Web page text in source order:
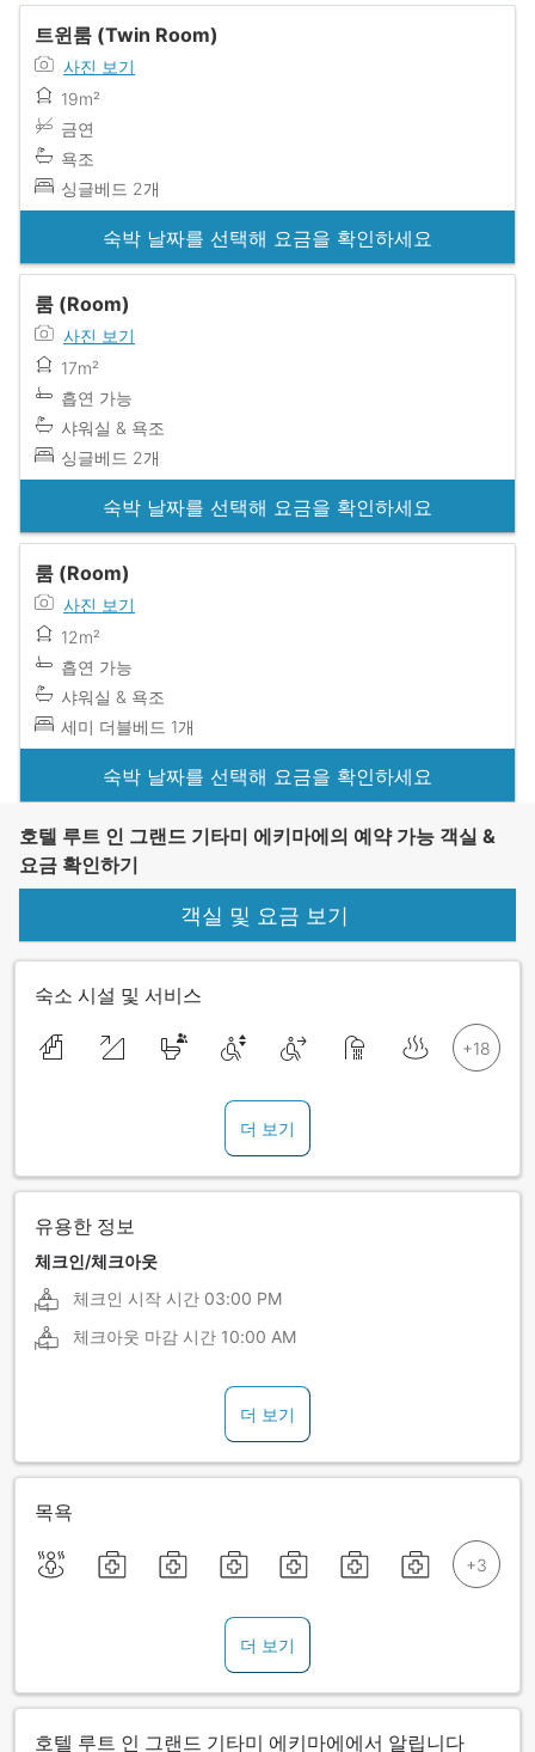
트윈룸 (Twin Room)
사진 보기
19m²
금연
욕조
싱글베드 2개
숙박 날짜를 선택해 요금을 확인하세요
룸 (Room)
사진 보기
17m²
흡연 가능
샤워실 & 욕조
싱글베드 2개
숙박 날짜를 선택해 요금을 확인하세요
룸 (Room)
사진 보기
12m²
흡연 가능
샤워실 & 욕조
세미 더블베드 1개
숙박 날짜를 선택해 요금을 확인하세요
호텔 루트 인 그랜드 기타미 에키마에의 예약 가능 객실 &
요금 확인하기
객실 및 요금 보기
숙소 시설 및 서비스
더 보기
유용한 정보
체크인/체크아웃
체크인 시작 시간 03:00 PM
체크아웃 마감 시간 10:00 AM
더 보기
목욕
더 보기
호텔 루트 인 그랜드 기타미 에키마에에서 알립니다